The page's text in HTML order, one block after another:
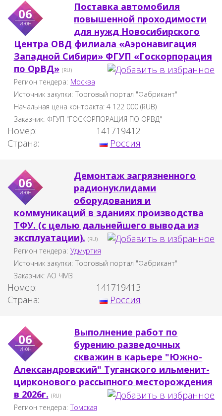
06
июн
Поставка автомобиля
повышенной проходимости
для нужд Новосибирского
Центра ОВД филиала «Аэронавигация
Западной Сибири» ФГУП «Госкорпорация
по ОрВД» (RU)
Регион тендера: Москва
Источник закупки: Торговый портал "Фабрикант"
Начальная цена контракта: 4 122 000(RUB)
Заказчик: ФГУП "ГОСКОРПОРАЦИЯ ПО ОРВД"
Номер:
141719412
Страна:
Россия
06
июн
Демонтаж загрязненного
радионуклидами
оборудования и
коммуникаций в зданиях производства
ТФУ. (с целью дальнейшего вывода из
эксплуатации). (RU)
Регион тендера: Удмуртия
Источник закупки: Торговый портал "Фабрикант"
Заказчик: АО ЧМЗ
Номер:
141719413
Страна:
Россия
06
июн
Выполнение работ по
бурению разведочных
скважин в карьере "Южно-
Александровский" Туганского ильменит-
цирконового рассыпного месторождения
в 2026г. (RU)
Регион тендера: Томская